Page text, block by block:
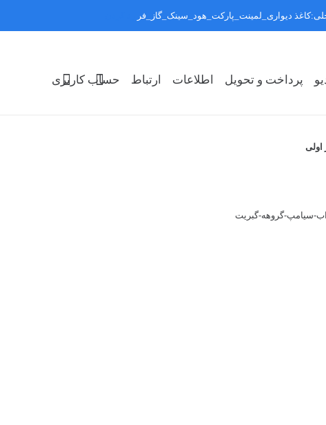
پرداخت و تحویل اطلاعات ارتباط حساب کاربری
اولی
سیامپ-گروهه-گبریت
دیواری_لمینت_پارکت_هود_سینک_گاز_فر